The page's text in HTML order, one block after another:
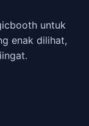
untuk
enak dilihat,